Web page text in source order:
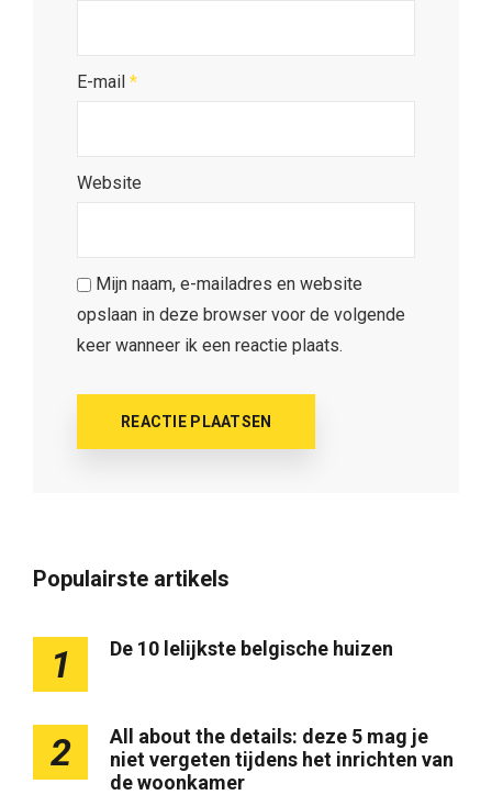
E-mail *
Website
Mijn naam, e-mailadres en website
opslaan in deze browser voor de volgende
keer wanneer ik een reactie plaats.
Populairste artikels
1 De 10 lelijkste belgische huizen
2
All about the details: deze 5 mag je
niet vergeten tijdens het inrichten van
de woonkamer